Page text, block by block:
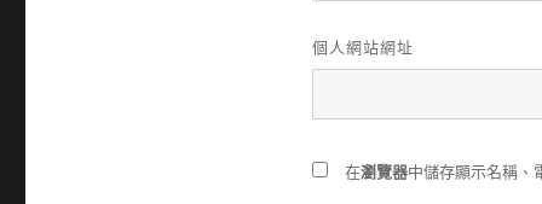
個人網站網址
在瀏覽器中儲存顯示名稱、